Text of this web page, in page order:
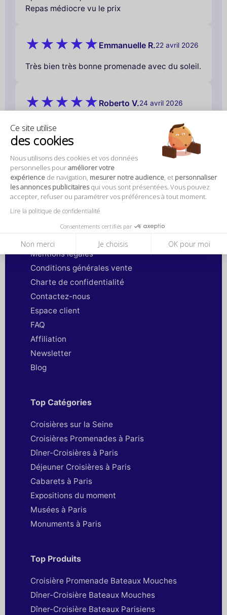
Ce site utilise
des cookies
Nous utilisons des cookies et vos données
personnelles pouraméliorer votre
expérience de navigation, mesurer notre audience , et personnaliser
les annonces publicitairesqui vous sont présentées. Vous pouvez
accepter, refuser ou paramétrer vos préférences à tout moment.
Lire la politique de confidentialité
Consentements certifiés par
Non merci Je choisis OK pour moi
Repas médiocre vu le prix
Emmanuelle R.22 avril 2026
Très bien très bonne promenade avec du soleil.
Roberto V.24 avril 2026
Durée ideale, faculité pour acheter les tickets
A propos
Qui sommes-nous ?
Mentions légales
Conditions générales vente
Charte de confidentialité
Contactez-nous
Espace client
FAQ
Affiliation
Newsletter
Blog
Top Catégories
Croisières sur la Seine
Croisières Promenades à Paris
Dîner-Croisières à Paris
Déjeuner Croisières à Paris
Cabarets à Paris
Expositions du moment
Musées à Paris
Monuments à Paris
Top Produits
Croisière Promenade Bateaux Mouches
Dîner-Croisière Bateaux Mouches
Dîner-Croisière Bateaux Parisiens